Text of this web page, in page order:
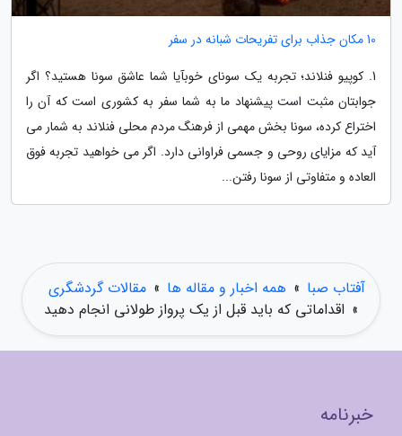
10 مکان جذاب برای تفریحات شبانه در سفر
1. کوپیو فنلاند؛ تجربه یک سونای خوبآیا شما عاشق سونا هستید؟ اگر
جوابتان مثبت است پیشنهاد ما به شما سفر به کشوری است که آن را
اختراع کرده، سونا بخش مهمی از فرهنگ مردم محلی فنلاند به شمار می
آید که مزایای روحی و جسمی فراوانی دارد. اگر می خواهید تجربه فوق
العاده و متفاوتی از سونا رفتن...
آفتاب صبا » همه اخبار و مقاله ها » مقالات گردشگری
» اقداماتی که باید قبل از یک پرواز طولانی انجام دهید
خبرنامه